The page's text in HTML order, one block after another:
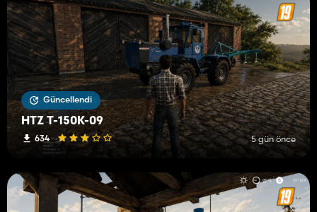
Güncellendi
HTZ T-150K-09
634 5 gün önce